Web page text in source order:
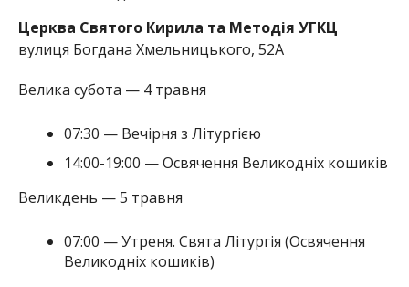
Церква Святого Кирила та Методія УГКЦ
вулиця Богдана Хмельницького, 52А
Велика субота — 4 травня
07:30 — Вечірня з Літургією
14:00-19:00 — Освячення Великодніх кошиків
Великдень — 5 травня
07:00 — Утреня. Свята Літургія (Освячення
Великодніх кошиків)